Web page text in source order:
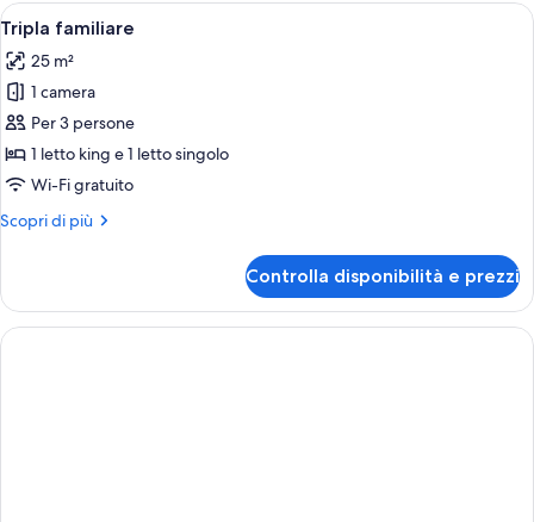
letti
singoli
(Melia)
Apri
tutte
le
foto
per
Tripla
familiare
Camera d'albergo moderna con un
6
Tripla familiare
25 m²
1 camera
Per 3 persone
1 letto king e 1 letto singolo
Wi-Fi gratuito
Scopri di più
Altri
familiare
Controlla disponibilità e prezzi